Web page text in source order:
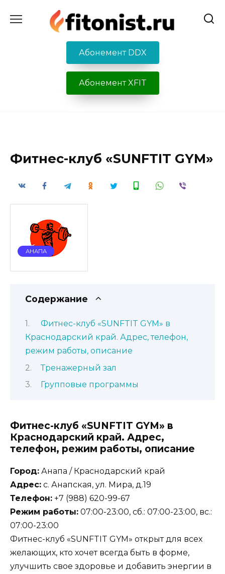
содержанию
Абонемент DDX
Абонемент XFIT
Фитнес-клуб «SUNFTIT GYM»
АНАПА
Содержание
Фитнес-клуб «SUNFTIT GYM» в
Краснодарский край. Адрес, телефон,
режим работы, описание
Тренажерный зал
Групповые программы
Фитнес-клуб «SUNFTIT GYM» в
Краснодарский край. Адрес,
телефон, режим работы, описание
Город: Анапа / Краснодарский край
Адрес: с. Анапская, ул. Мира, д.19
Телефон: +7 (988) 620-99-67
Режим работы: 07:00-23:00, сб.: 07:00-23:00, вс.:
07:00-23:00
Фитнес-клуб «SUNFTIT GYM» открыт для всех
желающих, кто хочет всегда быть в форме,
улучшить свое здоровье и добавить энергии в